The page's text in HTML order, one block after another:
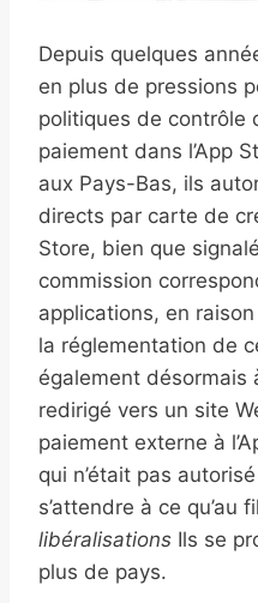
Depuis quelques
en plus de pressions
politiques de contrôle
paiement dans l’App
aux Pays-Bas, ils
directs par carte de
Store, bien que
commission
applications, en
la réglementation de
également désormais
redirigé vers un site
paiement externe à
qui n’était pas
s’attendre à ce qu’au
libéralisations Ils se
plus de pays.